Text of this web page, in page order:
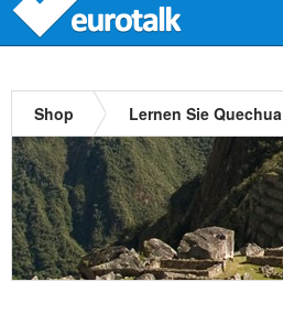
Shop Lernen Sie Quechua